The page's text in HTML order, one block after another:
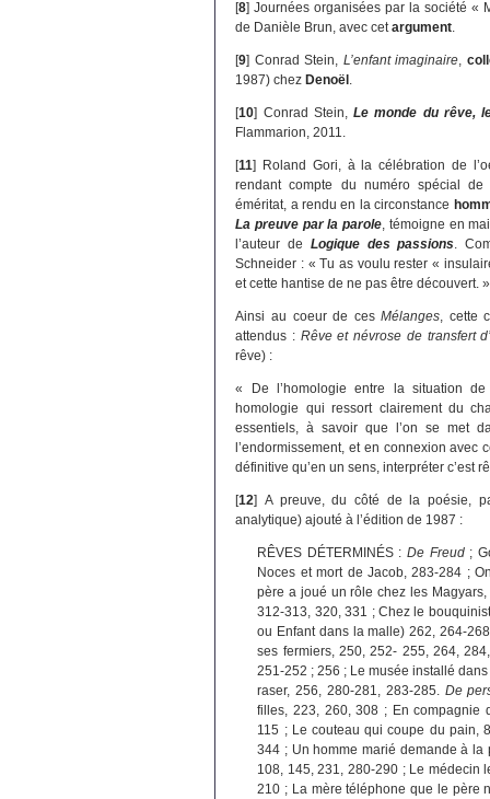
[8]Journées organisées par la société «
de Danièle Brun, avec cetargument
[9] Conrad Stein, L’enfant imaginaire
1987) chezDenoël
[10] Conrad Stein,Le monde du rêve,
Flammarion, 2011.
[11] Roland Gori, à la célébration de
rendant compte du numéro spécial de
éméritat, a rendu en la circonstance
La preuve par la parole , témoigne en
l’auteur de Logique des passions .
Schneider : « Tu as voulu rester «
et cette hantise de ne pas être découvert.
Ainsi au coeur de cesMélanges , cette
attendus : Rêve et névrose de transfert
rêve) :
« De l’homologie entre la situation
homologie qui ressort clairement du
essentiels, à savoir que l’on se met
l’endormissement, et en connexion avec
définitive qu’en un sens, interpréter c’est
[12]A preuve, du côté de la poésie,
analytique) ajouté à l’édition de 1987 :
RÊVES DÉTERMINÉS : De Freud;
Noces et mort de Jacob, 283-284 ;
père a joué un rôle chez les
312-313, 320, 331 ; Chez le
ou Enfant dans la malle) 262, 264-
ses fermiers, 250, 252- 255, 264,
251-252 ; 256 ; Le musée installé
raser, 256, 280-281, 283-285. De
filles, 223, 260, 308 ; En compagnie
115 ; Le couteau qui coupe du pain,
344 ; Un homme marié demande à
108, 145, 231, 280-290 ; Le médecin
210 ; La mère téléphone que le père